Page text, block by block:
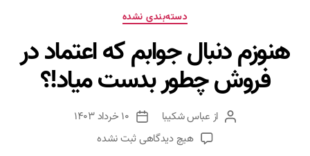
دسته‌ها
دسته‌بندی نشده
هنوزم دنبال جوابم که اعتماد در
فروش چطور بدست میاد!؟
نویسنده
نوشته
از عباس شکیبا
تاریخ
نوشته
۱۰ خرداد ۱۴۰۳
هیچ دیدگاهیبرای
ثبت نشده